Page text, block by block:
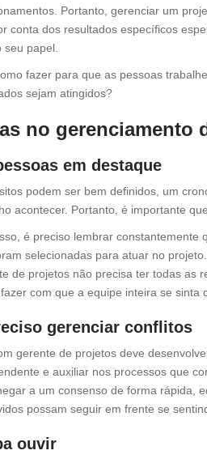
Portanto, gerenciar um
conta dos resultados específicos
seu papel.
fazer para que as pessoas
sejam atingidos?
no gerenciamento
em destaque
podem ser bem definidos, um
acontecer. Portanto, é importante
é preciso lembrar constantemente
selecionadas para atuar no
de projetos não precisa ter todas as
com que a equipe inteira se sinta
gerenciar conflitos
gerente de projetos deve
e auxiliar nos processos que
a um consenso de forma rápida,
possam seguir em frente se
ouvir